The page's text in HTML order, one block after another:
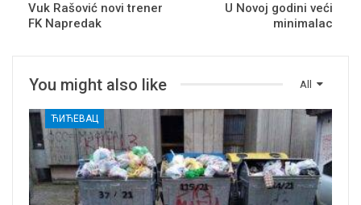
Vuk Rašović novi trener
FK Napredak
U Novoj godini veći
minimalac
All
You might also like
ЋИЋЕВАЦ